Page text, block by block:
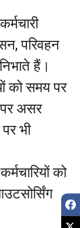
परिवहन
हैं।
को समय पर
असर
भी
को